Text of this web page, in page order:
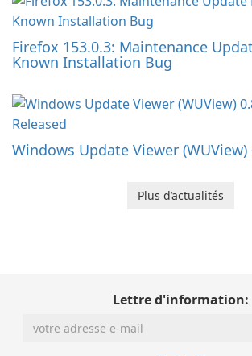
Firefox 153.0.3: Maintenance
Known Installation Bug
Windows Update Viewer (WUView)
Plus d’actualités
Lettre d'information: